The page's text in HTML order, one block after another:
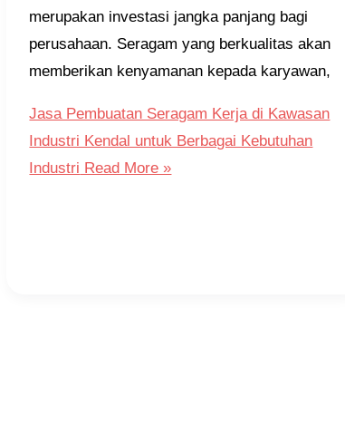
merupakan investasi jangka panjang bagi
perusahaan. Seragam yang berkualitas akan
memberikan kenyamanan kepada karyawan,
Jasa Pembuatan Seragam Kerja di Kawasan
Industri Kendal untuk Berbagai Kebutuhan
Industri Read More »